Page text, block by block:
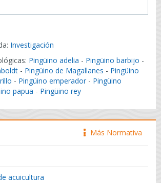
Investigación
Pingüino adelia - Pingüino barbijo -
- Pingüino de Magallanes - Pingüino
- Pingüino emperador - Pingüino
papua - Pingüino rey
icono
Más Normativa
acuicultura